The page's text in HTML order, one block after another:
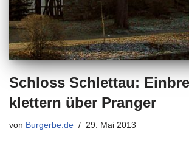
Schloss Schlettau:
klettern über Pranger
von Burgerbe.de 29. Mai 2013